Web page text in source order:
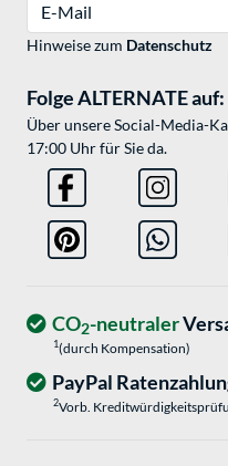
Hinweise zum Datenschutz
Folge ALTERNATE auf:
Über unsere Social-Media-
17:00 Uhr für Sie da.
CO2-neutraler
1(durch Kompensation)
PayPal
2Vorb.